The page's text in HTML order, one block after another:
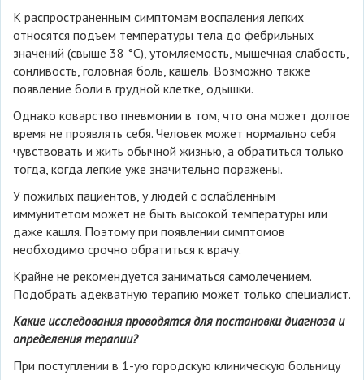
К распространенным симптомам воспаления легких
относятся подъем температуры тела до фебрильных
значений (свыше 38 °C), утомляемость, мышечная слабость,
сонливость, головная боль, кашель. Возможно также
появление боли в грудной клетке, одышки.
Однако коварство пневмонии в том, что она может долгое
время не проявлять себя. Человек может нормально себя
чувствовать и жить обычной жизнью, а обратиться только
тогда, когда легкие уже значительно поражены.
У пожилых пациентов, у людей с ослабленным
иммунитетом может не быть высокой температуры или
даже кашля. Поэтому при появлении симптомов
необходимо срочно обратиться к врачу.
Крайне не рекомендуется заниматься самолечением.
Подобрать адекватную терапию может только специалист.
Какие исследования проводятся для постановки диагноза и
определения терапии?
При поступлении в 1-ую городскую клиническую больницу